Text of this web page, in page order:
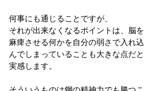
何事にも通じることですが、
それが出来なくなるポイントは、脳を
麻痺させる何かを自分の弱さで入れ込
んでしまっていることも大きな点だと
実感します。